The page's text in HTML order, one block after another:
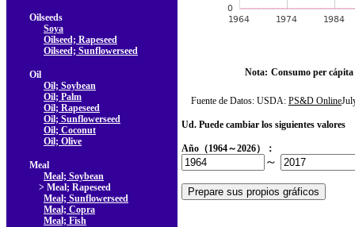
Oilseeds
Soya
Oilseed; Rapeseed
Oilseed; Sunflowerseed
Oil
Oil; Soybean
Oil; Palm
Oil; Rapeseed
Oil; Sunflowerseed
Oil; Coconut
Oil; Olive
Meal
Meal; Soybean
> Meal; Rapeseed
Meal; Sunflowerseed
Meal; Copra
Meal; Fish
Nota: Consumo per cápita
Fuente de Datos: USDA: PS&D Online
Ud. Puede cambiar los siguientes valores
Año（1964～2026）：
～